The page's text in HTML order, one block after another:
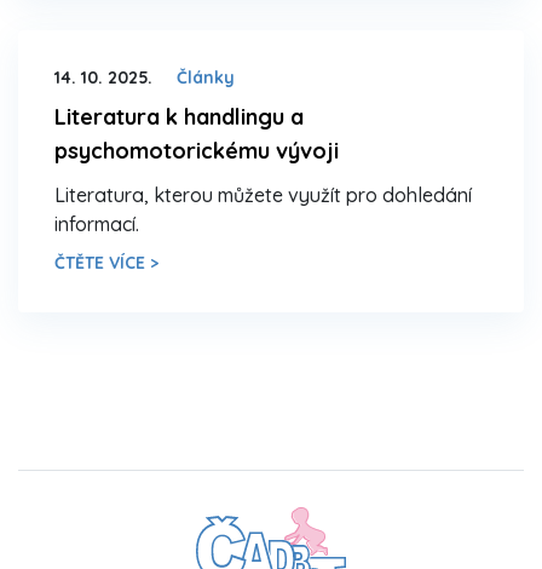
14. 10. 2025. Články
Literatura k handlingu a
psychomotorickému vývoji
Literatura, kterou můžete využít pro dohledání
informací.
ČTĚTE VÍCE >